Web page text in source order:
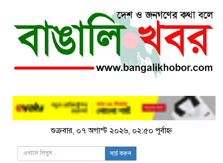
শুক্রবার, ০৭ অগাস্ট ২০২৬, ০২:৫০ পূর্বাহ্ন
সার্চ করুন